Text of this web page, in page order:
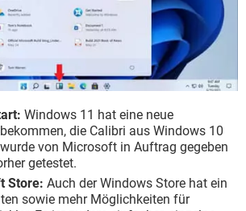
Windows 11 hat eine neue
die Calibri aus Windows 10
von Microsoft in Auftrag gegeben
getestet.
Store: Auch der Windows Store hat ein
sowie mehr Möglichkeiten für